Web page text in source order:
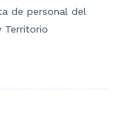
de personal del
Territorio